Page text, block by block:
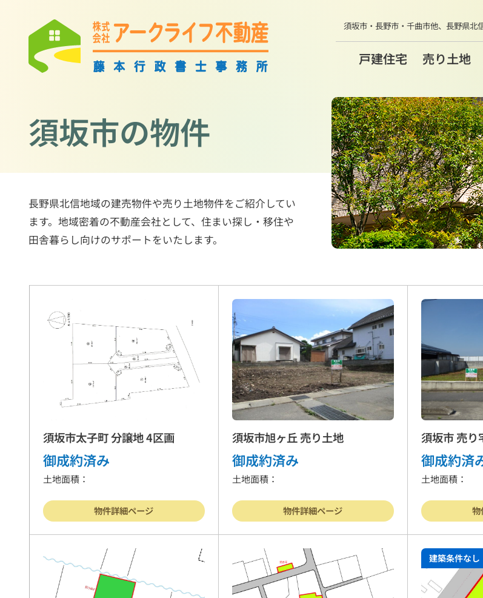
須坂市・長野市・千曲市他、 長野県北
戸建住宅 売り土地
須坂市の物件
長野県北信地域の建売物件や売り土地物件をご紹介してい
ます。地域密着の不動産会社として、住まい探し・移住や
田舎暮らし向けのサポートをいたします。
須坂市太子町 分譲地 4区画
御成約済み
土地面積：
物件詳細ページ
須坂市旭ヶ丘 売り土地
御成約済み
土地面積：
物件詳細ページ
須坂市 売り
御成約済
土地面積：
物
建築条件なし